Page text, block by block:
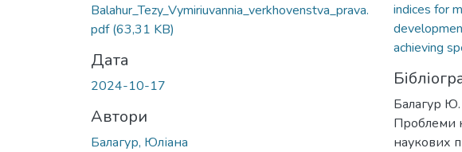
Balahur_Tezy_Vymiriuvannia_verkhovenstva_prava.
pdf(63,31 KB)
Дата
2024-10-17
Автори
Балагур, Юліана
indices for
achieving
Балагур
Проблеми
наукових